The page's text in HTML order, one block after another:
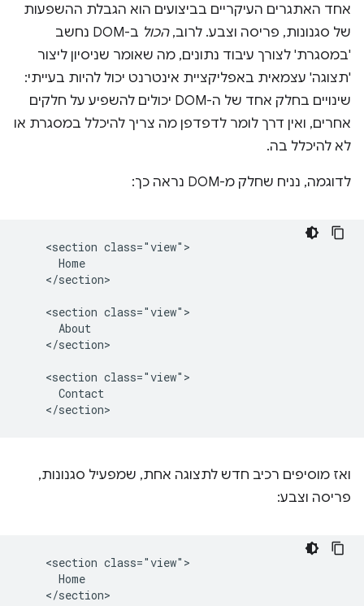
אחד האתגרים העיקריים בביצועים הוא הגבלת ההשפעות
של סגנונות, פריסה וצבע. לרוב,הכול
ב-DOM נחשב
'במסגרת' לצורך עיבוד נתונים, מה שאומר שניסיון ליצור
'תצוגה' עצמאית באפליקציית אינטרנט יכול להיות בעייתי:
שינויים בחלק אחד של ה-DOM יכולים להשפיע על חלקים
אחרים, ואין דרך לומר לדפדפן מה צריך להיכלל במסגרת או
לא להיכלל בה.
לדוגמה, נניח שחלק מ-DOM נראה כך:
    <section class="view">
      Home
    </section>
    <section class="view">
      About
    </section>
    <section class="view">
      Contact
ואז מוסיפים רכיב חדש לתצוגה אחת, שמפעיל סגנונות,
פריסה וצבע:
    <section class="view">
      Home
    </section>